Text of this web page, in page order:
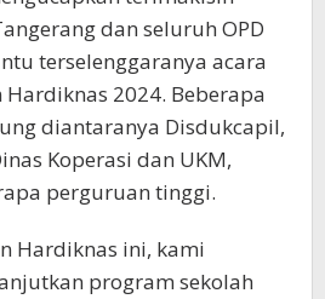
dan seluruh OPD
terselenggaranya acara
2024. Beberapa
diantaranya Disdukcapil,
Koperasi dan UKM,
perguruan tinggi.
Hardiknas ini, kami
program sekolah